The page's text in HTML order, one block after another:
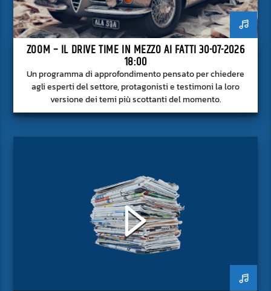
ZOOM – IL DRIVE TIME IN MEZZO AI FATTI 30-07-2026
18:00
Un programma di approfondimento pensato per chiedere
agli esperti del settore, protagonisti e testimoni la loro
versione dei temi più scottanti del momento.